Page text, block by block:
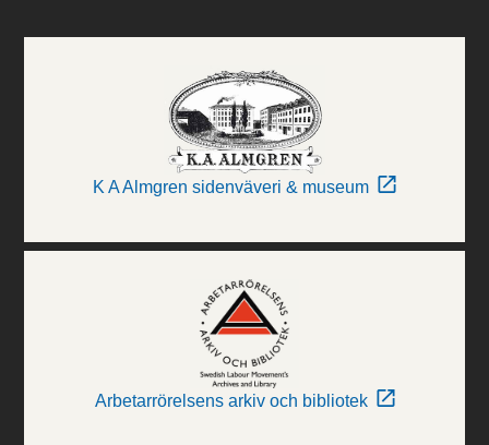
K A Almgren sidenväveri & museum
Arbetarrörelsens arkiv och bibliotek